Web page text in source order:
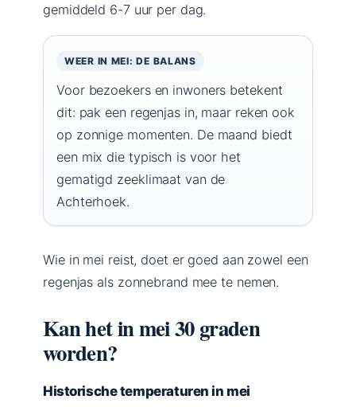
gemiddeld 6-7 uur per dag.
WEER IN MEI: DE BALANS
Voor bezoekers en inwoners betekent
dit: pak een regenjas in, maar reken ook
op zonnige momenten. De maand biedt
een mix die typisch is voor het
gematigd zeeklimaat van de
Achterhoek.
Wie in mei reist, doet er goed aan zowel een
regenjas als zonnebrand mee te nemen.
Kan het in mei 30 graden
worden?
Historische temperaturen in mei